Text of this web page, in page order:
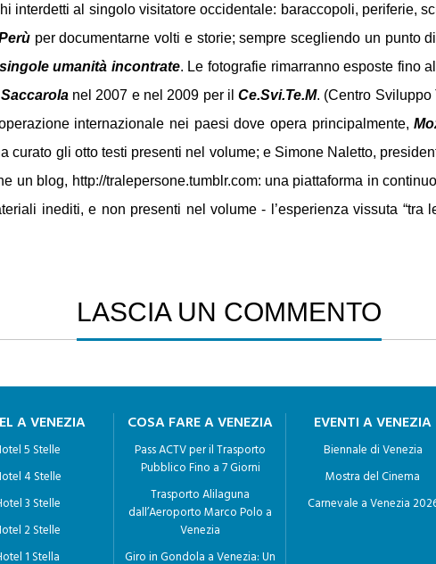
interdetti al singolo visitatore occidentale: baraccopoli, periferie,
per documentarne volti e storie; sempre scegliendo un punto
umanità incontrate. Le fotografie rimarranno esposte fino
nel 2007 e nel 2009 per ilCe.Svi.Te.M. (Centro Sviluppo
internazionale nei paesi dove opera principalmente,
curato gli otto testi presenti nel volume; e Simone Naletto,
un blog, http://tralepersone.tumblr.com: una piattaforma in
inediti, e non presenti nel volume - l’esperienza vissuta “tra
LASCIA UN COMMENTO
A VENEZIA
5 Stelle
4 Stelle
3 Stelle
2 Stelle
1 Stella
COSA FARE A VENEZIA
Pass ACTV per il Trasporto
Pubblico Fino a 7 Giorni
Trasporto Alilaguna
dall’Aeroporto Marco Polo a
Venezia
Giro in Gondola a Venezia: Un
EVENTI A VENEZIA
Biennale di Venezia
Mostra del Cinema
Carnevale a Venezia